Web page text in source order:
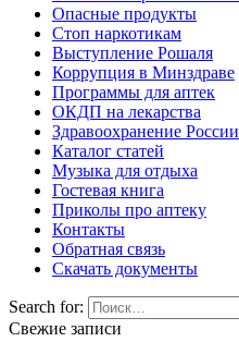
Опасные продукты
Стоп наркотикам
Выступление Рошаля
Коррупция в Минздраве
Программы для аптек
ОКДП на лекарства
Здравоохранение России
Каталог статей
Музыка для отдыха
Гостевая книга
Приколы про аптеку
Контакты
Обратная связь
Скачать документы
Search for:
Свежие записи